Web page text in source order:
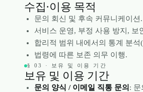
수집·이용 목적
문의 회신 및 후속 커뮤니케이션.
서비스 운영, 부정 사용 방지, 보
합리적 범위 내에서의 통계 분
법령에 따른 보존 의무 이행.
§ 03 · 보유 및 이용 기간
보유 및 이용 기간
문의 양식 / 이메일 직통 문의 : 문